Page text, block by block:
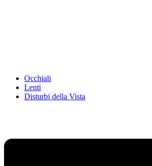
Occhiali
Lenti
Disturbi della Vista